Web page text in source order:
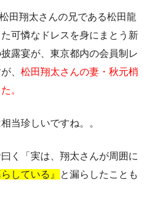
田翔太さんの兄である松田龍
可憐なドレスを身にまとう新
露宴が、東京都内の会員制レ
、 松田翔太さんの妻・秋元梢
。
当珍しいですね。。
く「実は、翔太さんが周囲に
している』
と漏らしたことも